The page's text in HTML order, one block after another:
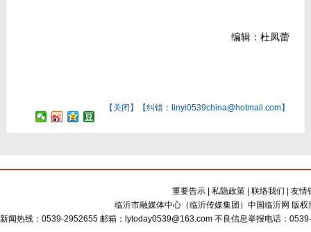
编辑：杜凤蕾
【 关闭 】【纠错：linyi0539china@hotmail.com】